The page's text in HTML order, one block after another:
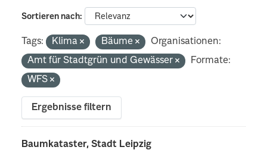
Sortieren nach
Tags: Klima Bäume
Organisationen:
Amt für Stadtgrün und Gewässer
Formate:
WFS
Ergebnisse filtern
Baumkataster, Stadt Leipzig